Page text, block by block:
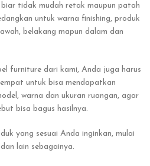
biar tidak mudah retak maupun patah
untuk warna finishing, produk
belakang mapun dalam dan
furniture dari kami, Anda juga harus
untuk bisa mendapatkan
warna dan ukuran ruangan, agar
bisa bagus hasilnya.
yang sesuai Anda inginkan, mulai
lain sebagainya.